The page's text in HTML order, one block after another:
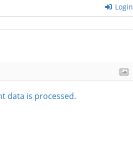
Login
data is processed.